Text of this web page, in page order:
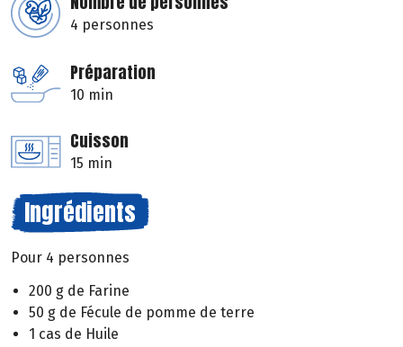
4 personnes
Préparation
10 min
Cuisson
15 min
Ingrédients
Pour 4 personnes
200 g de Farine
50 g de Fécule de pomme de terre
1 cas de Huile